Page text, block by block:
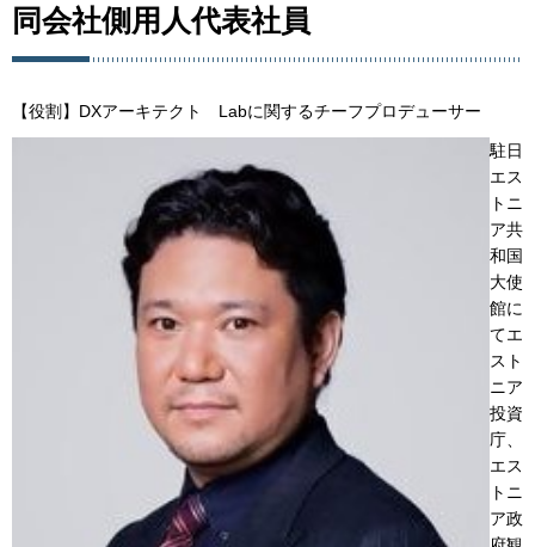
同会社側用人代表社員
【役割】DXアーキテクト Labに関するチーフプロデューサー
駐日
エス
トニ
ア共
和国
大使
館に
てエ
スト
ニア
投資
庁、
エス
トニ
ア政